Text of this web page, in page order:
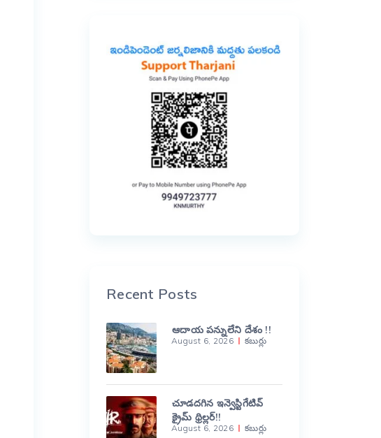
Recent Posts
ఆదాయ పన్నులేని దేశం !!
August 6, 2026 కబుర్లు
చూడదగిన ఇన్వెస్టిగేటివ్
క్రైమ్ థ్రిల్లర్!!
August 6, 2026 కబుర్లు